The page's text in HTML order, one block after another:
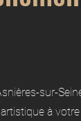
sur-
à